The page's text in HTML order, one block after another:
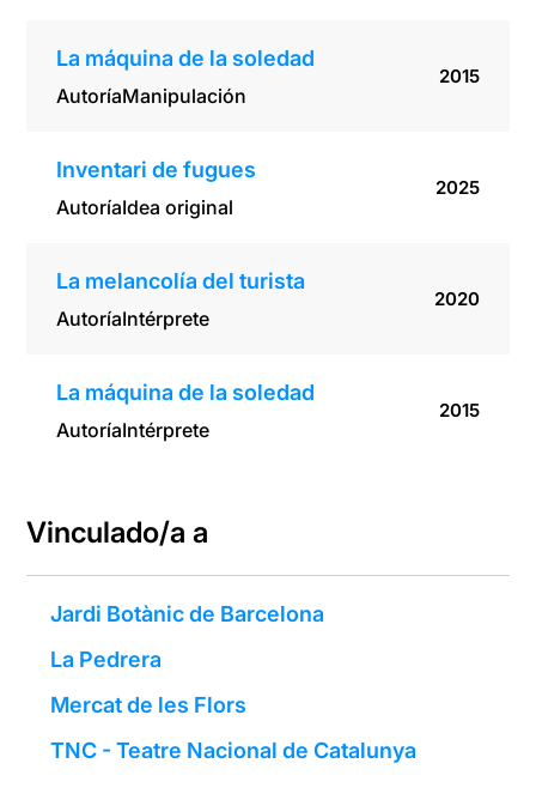
La máquina de la soledad
AutoríaManipulación
2015
Inventari de fugues
AutoríaIdea original
2025
La melancolía del turista
AutoríaIntérprete
2020
La máquina de la soledad
AutoríaIntérprete
2015
Vinculado/a a
Jardi Botànic de Barcelona
La Pedrera
Mercat de les Flors
TNC - Teatre Nacional de Catalunya